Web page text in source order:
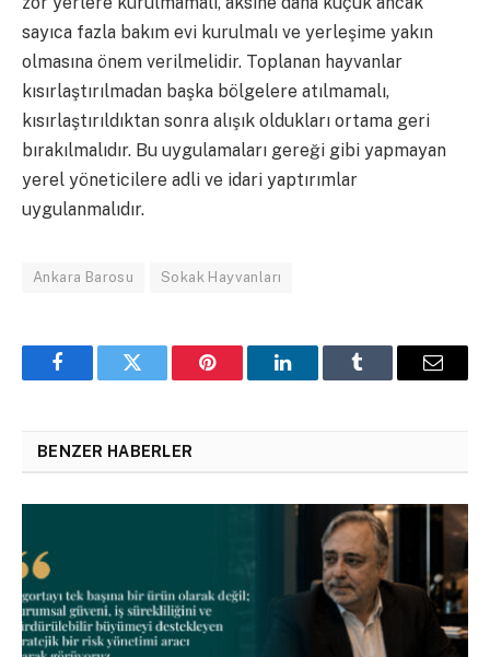
sayıca fazla bakım evi kurulmalı ve yerleşime yakın
olmasına önem verilmelidir. Toplanan hayvanlar
kısırlaştırılmadan başka bölgelere atılmamalı,
kısırlaştırıldıktan sonra alışık oldukları ortama geri
bırakılmalıdır. Bu uygulamaları gereği gibi yapmayan
yerel yöneticilere adli ve idari yaptırımlar
uygulanmalıdır.
Ankara Barosu Sokak Hayvanları
FacebookTwitter Pinterest LinkedInTumblr Email
BENZER HABERLER